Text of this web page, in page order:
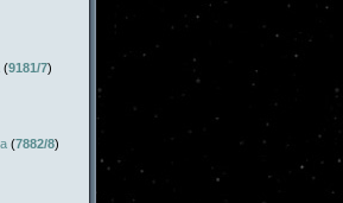
(9181/7)
(7882/8)